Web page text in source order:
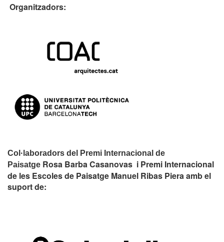
Organitzadors:
Col·laboradors del Premi Internacional de
Paisatge Rosa Barba Casanovas i Premi Internacional
de les Escoles de Paisatge Manuel Ribas Piera amb el
suport de: